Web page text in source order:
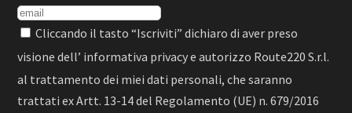
Cliccando il tasto “Iscriviti” dichiaro di aver preso
visione dell’ informativa privacye autorizzo Route220 S.r.l.
al trattamento dei miei dati personali, che saranno
trattati ex Artt. 13-14 del Regolamento (UE) n. 679/2016